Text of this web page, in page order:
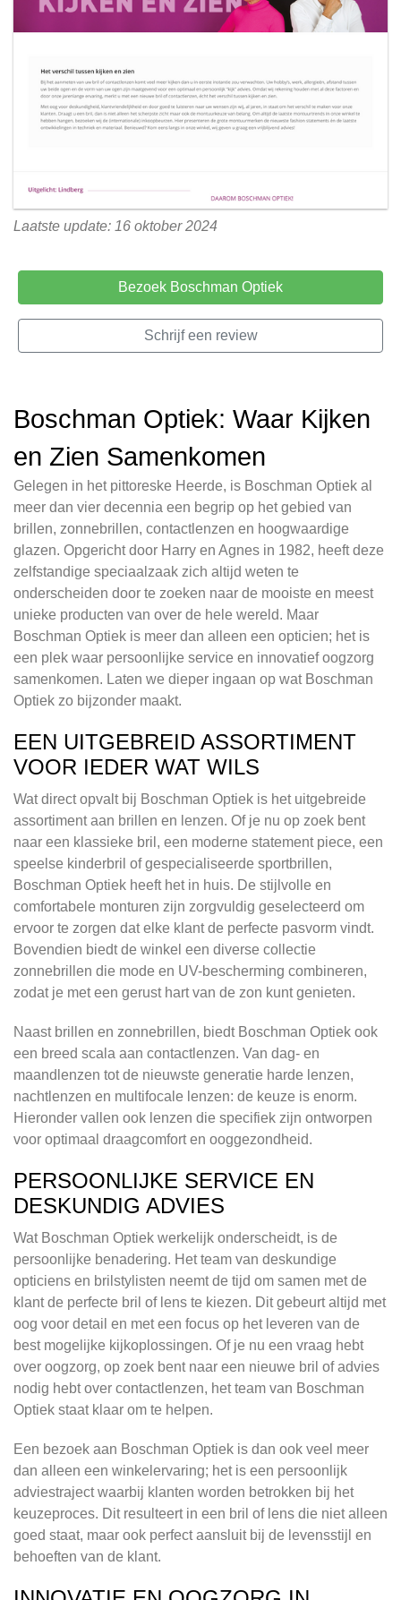
Laatste update: 16 oktober 2024
Bezoek Boschman Optiek
Schrijf een review
Boschman Optiek: Waar Kijken
en Zien Samenkomen
Gelegen in het pittoreske Heerde, is Boschman Optiek al
meer dan vier decennia een begrip op het gebied van
brillen, zonnebrillen, contactlenzen en hoogwaardige
glazen. Opgericht door Harry en Agnes in 1982, heeft deze
zelfstandige speciaalzaak zich altijd weten te
onderscheiden door te zoeken naar de mooiste en meest
unieke producten van over de hele wereld. Maar
Boschman Optiek is meer dan alleen een opticien; het is
een plek waar persoonlijke service en innovatief oogzorg
samenkomen. Laten we dieper ingaan op wat Boschman
Optiek zo bijzonder maakt.
EEN UITGEBREID ASSORTIMENT
VOOR IEDER WAT WILS
Wat direct opvalt bij Boschman Optiek is het uitgebreide
assortiment aan brillen en lenzen. Of je nu op zoek bent
naar een klassieke bril, een moderne statement piece, een
speelse kinderbril of gespecialiseerde sportbrillen,
Boschman Optiek heeft het in huis. De stijlvolle en
comfortabele monturen zijn zorgvuldig geselecteerd om
ervoor te zorgen dat elke klant de perfecte pasvorm vindt.
Bovendien biedt de winkel een diverse collectie
zonnebrillen die mode en UV-bescherming combineren,
zodat je met een gerust hart van de zon kunt genieten.
Naast brillen en zonnebrillen, biedt Boschman Optiek ook
een breed scala aan contactlenzen. Van dag- en
maandlenzen tot de nieuwste generatie harde lenzen,
nachtlenzen en multifocale lenzen: de keuze is enorm.
Hieronder vallen ook lenzen die specifiek zijn ontworpen
voor optimaal draagcomfort en ooggezondheid.
PERSOONLIJKE SERVICE EN
DESKUNDIG ADVIES
Wat Boschman Optiek werkelijk onderscheidt, is de
persoonlijke benadering. Het team van deskundige
opticiens en brilstylisten neemt de tijd om samen met de
klant de perfecte bril of lens te kiezen. Dit gebeurt altijd met
oog voor detail en met een focus op het leveren van de
best mogelijke kijkoplossingen. Of je nu een vraag hebt
over oogzorg, op zoek bent naar een nieuwe bril of advies
nodig hebt over contactlenzen, het team van Boschman
Optiek staat klaar om te helpen.
Een bezoek aan Boschman Optiek is dan ook veel meer
dan alleen een winkelervaring; het is een persoonlijk
adviestraject waarbij klanten worden betrokken bij het
keuzeproces. Dit resulteert in een bril of lens die niet alleen
goed staat, maar ook perfect aansluit bij de levensstijl en
behoeften van de klant.